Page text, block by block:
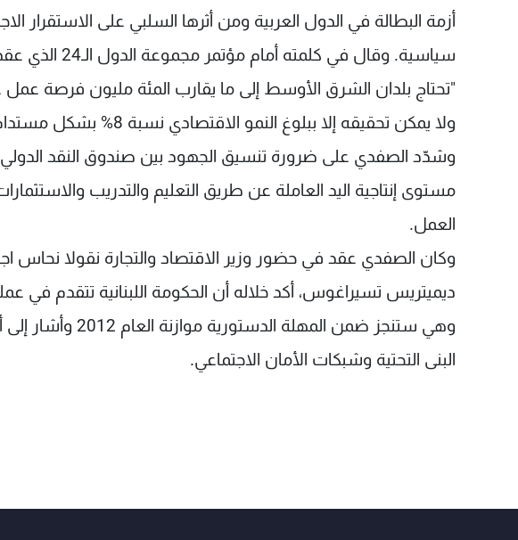
أزمة البطالة في الدول العربية ومن أثرها السلبي على الاستقرار
سياسية. وقال
"تحتاج بلدان الشرق الأوسط إلى ما يقارب المئة مليون فرصة
ولا يمكن تحقيقه إلا ببلوغ النمو الاقتصادي نسبة 8% بشكل مستدام وهذا يتطلّب جهوداً جماعية جبارة.
وشدّد الصفدي على ضرورة تنسيق الجهود بين صندوق النقد الدولي
مستوى إنتاجية اليد العاملة عن طريق التعليم والتدريب
العمل.
وكان الصفدي عقد في حضور وزير الاقتصاد والتجارة نقولا نحاس
ديميتريس تسيراغوس، أكد خلاله أن الحكومة اللبنانية تتقدم في
وهي ستنجز ضمن
البنى التحتية وشبكات الأمان الاجتماعي.